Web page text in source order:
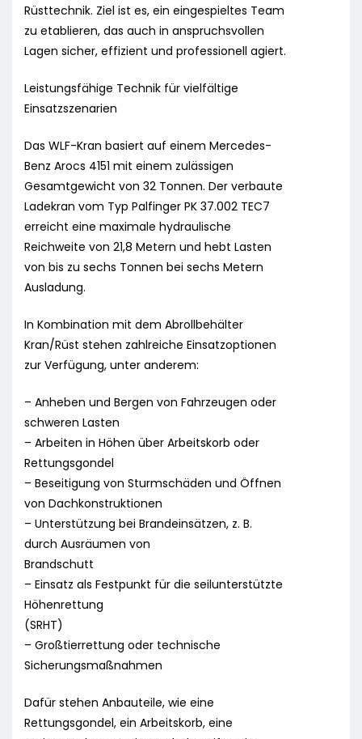
Rüsttechnik. Ziel ist es, ein eingespieltes Team
zu etablieren, das auch in anspruchsvollen
Lagen sicher, effizient und professionell agiert.
Leistungsfähige Technik für vielfältige
Einsatzszenarien
Das WLF-Kran basiert auf einem Mercedes-
Benz Arocs 4151 mit einem zulässigen
Gesamtgewicht von 32 Tonnen. Der verbaute
Ladekran vom Typ Palfinger PK 37.002 TEC7
erreicht eine maximale hydraulische
Reichweite von 21,8 Metern und hebt Lasten
von bis zu sechs Tonnen bei sechs Metern
Ausladung.
In Kombination mit dem Abrollbehälter
Kran/Rüst stehen zahlreiche Einsatzoptionen
zur Verfügung, unter anderem:
– Anheben und Bergen von Fahrzeugen oder
schweren Lasten
– Arbeiten in Höhen über Arbeitskorb oder
Rettungsgondel
– Beseitigung von Sturmschäden und Öffnen
von Dachkonstruktionen
– Unterstützung bei Brandeinsätzen, z. B.
durch Ausräumen von
Brandschutt
– Einsatz als Festpunkt für die seilunterstützte
Höhenrettung
(SRHT)
– Großtierrettung oder technische
Sicherungsmaßnahmen
Dafür stehen Anbauteile, wie eine
Rettungsgondel, ein Arbeitskorb, eine